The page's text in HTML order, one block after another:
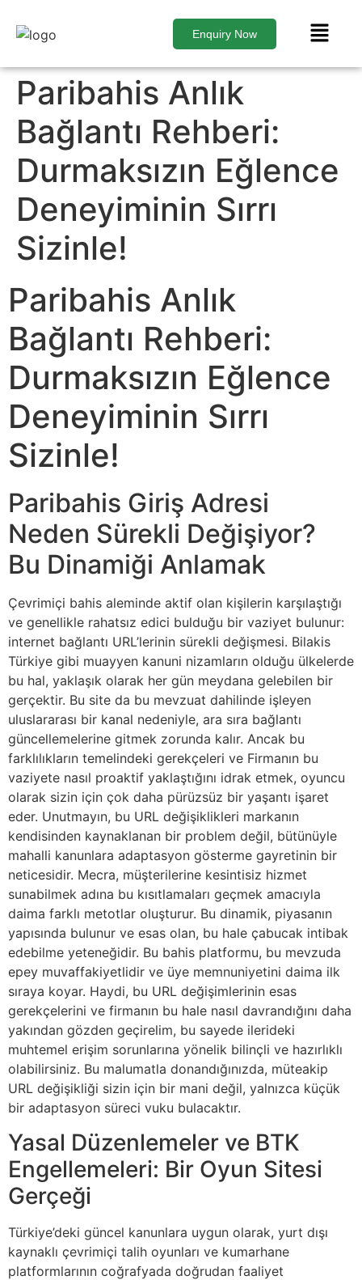
Enquiry Now
Paribahis Anlık
Bağlantı Rehberi:
Durmaksızın Eğlence
Deneyiminin Sırrı
Sizinle!
Paribahis Anlık
Bağlantı Rehberi:
Durmaksızın Eğlence
Deneyiminin Sırrı
Sizinle!
Paribahis Giriş Adresi
Neden Sürekli Değişiyor?
Bu Dinamiği Anlamak
Çevrimiçi bahis aleminde aktif olan kişilerin karşılaştığı
ve genellikle rahatsız edici bulduğu bir vaziyet bulunur:
internet bağlantı URL’lerinin sürekli değişmesi. Bilakis
Türkiye gibi muayyen kanuni nizamların olduğu ülkelerde
bu hal, yaklaşık olarak her gün meydana gelebilen bir
gerçektir. Bu site da bu mevzuat dahilinde işleyen
uluslararası bir kanal nedeniyle, ara sıra bağlantı
güncellemelerine gitmek zorunda kalır. Ancak bu
farklılıkların temelindeki gerekçeleri ve Firmanın bu
vaziyete nasıl proaktif yaklaştığını idrak etmek, oyuncu
olarak sizin için çok daha pürüzsüz bir yaşantı işaret
eder. Unutmayın, bu URL değişiklikleri markanın
kendisinden kaynaklanan bir problem değil, bütünüyle
mahalli kanunlara adaptasyon gösterme gayretinin bir
neticesidir. Mecra, müşterilerine kesintisiz hizmet
sunabilmek adına bu kısıtlamaları geçmek amacıyla
daima farklı metotlar oluşturur. Bu dinamik, piyasanın
yapısında bulunur ve esas olan, bu hale çabucak intibak
edebilme yeteneğidir. Bu bahis platformu, bu mevzuda
epey muvaffakiyetlidir ve üye memnuniyetini daima ilk
sıraya koyar. Haydi, bu URL değişimlerinin esas
gerekçelerini ve firmanın bu hale nasıl davrandığını daha
yakından gözden geçirelim, bu sayede ilerideki
muhtemel erişim sorunlarına yönelik bilinçli ve hazırlıklı
olabilirsiniz. Bu malumatla donandığınızda, müteakip
URL değişikliği sizin için bir mani değil, yalnızca küçük
bir adaptasyon süreci vuku bulacaktır.
Yasal Düzenlemeler ve BTK
Engellemeleri: Bir Oyun Sitesi
Gerçeği
Türkiye’deki güncel kanunlara uygun olarak, yurt dışı
kaynaklı çevrimiçi talih oyunları ve kumarhane
platformlarının coğrafyada doğrudan faaliyet